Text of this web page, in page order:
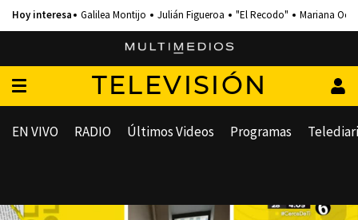
Galilea Montijo Julián Figueroa "El Recodo" Mariana
TELEVISIÓN
EN VIVO RADIO Últimos Videos Programas